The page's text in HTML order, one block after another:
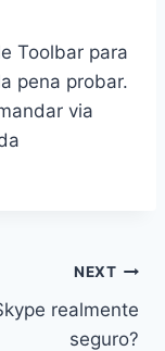
Toolbar para
pena probar.
via
NEXT
realmente
seguro?